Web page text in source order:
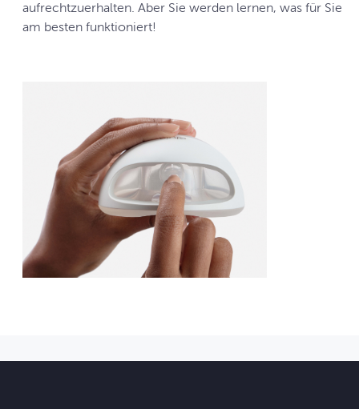
aufrechtzuerhalten. Aber Sie werden lernen, was für Sie
am besten funktioniert!